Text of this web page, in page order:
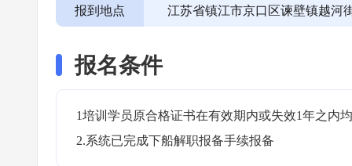
报到地点 江苏省镇江市京口区谏壁镇越河
报名条件
1培训学员原合格证书在有效期内或失效1年之内
2.系统已完成下船解职报备手续报备